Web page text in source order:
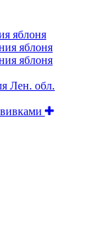
яблоня
яблоня
яблоня
Лен. обл.